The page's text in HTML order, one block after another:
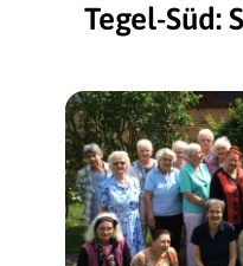
Tegel-Süd: